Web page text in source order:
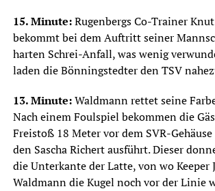
15. Minute:Rugenbergs Co-Trainer
bekommt bei dem Auftritt seiner
harten Schrei-Anfall, was wenig
laden die Bönningstedter den TSV
13. Minute:Waldmann rettet seine
Nach einem Foulspiel bekommen die
Freistoß 18 Meter vor dem SVR-
den Sascha Richert ausführt. Dieser
die Unterkante der Latte, von wo Keeper
Waldmann die Kugel noch vor der Linie